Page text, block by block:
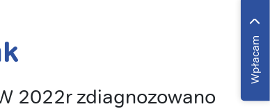
Wpłacam
2022r zdiagnozowano